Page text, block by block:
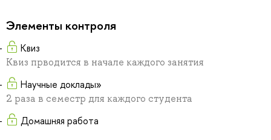
Элементы контроля
Квиз
Квиз прводится в начале каждого занятия
Научные доклады»
2 раза в семестр для каждого студента
Домашняя работа